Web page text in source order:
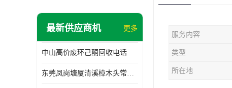
东莞回收废溶剂
废三氯乙烯回收
废混合溶剂回收
最新供应商机 更多
中山高价废环己酮回收电话
东莞凤岗塘厦清溪樟木头常平废液压油 废火花机油 废 废切削油 废齿轮油 废导轨油 废螺杆油
服务内容
类型
所在地